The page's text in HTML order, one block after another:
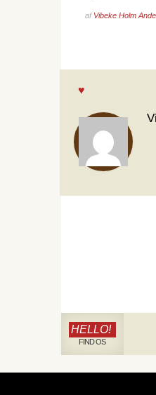
af Vibeke Holm
HELLO!
FIND OS